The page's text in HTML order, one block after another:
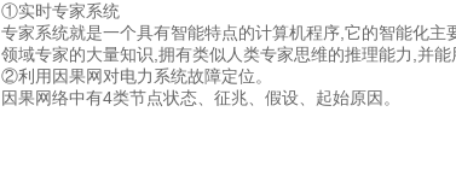
①实时专家系统
专家系统就是一个具有智能特点的计算机程序,它的智能化
领域专家的大量知识,拥有类似人类专家思维的推理能力,并能
②利用因果网对电力系统故障定位。
因果网络中有4类节点状态、征兆、假设、起始原因。